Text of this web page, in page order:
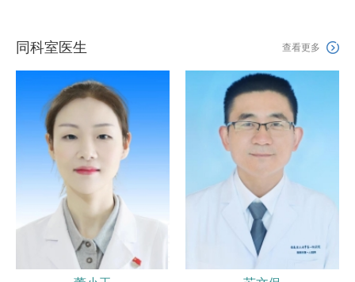
同科室医生 查看更多 